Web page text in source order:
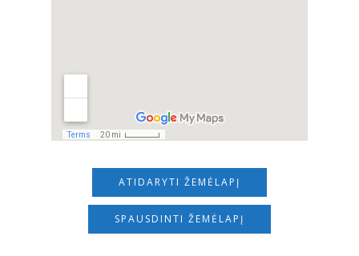
ATIDARYTI ŽEMĖLAPĮ
SPAUSDINTI ŽEMĖLAPĮ